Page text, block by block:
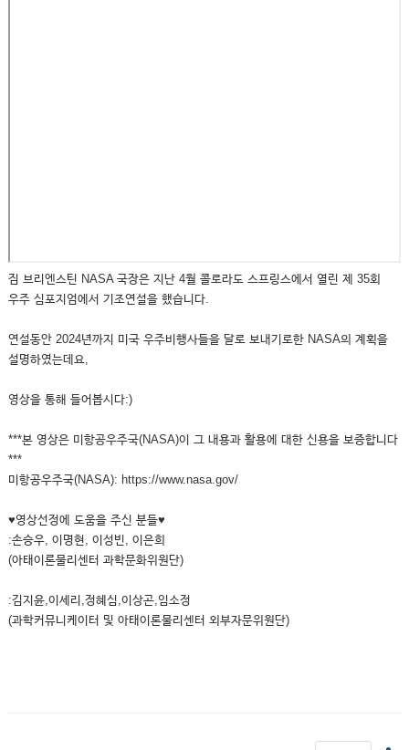
짐 브리엔스틴 NASA 국장은 지난 4월 콜로라도 스프링스에서 열린 제 35회
우주 심포지엄에서 기조연설을 했습니다.
연설동안 2024년까지 미국 우주비행사들을 달로 보내기로한 NASA의 계획을
설명하였는데요,
영상을 통해 들어봅시다:)
***본 영상은 미항공우주국(NASA)이 그 내용과 활용에 대한 신용을 보증합니다
***
미항공우주국(NASA): https://www.nasa.gov/
♥영상선정에 도움을 주신 분들♥
:손승우, 이명현, 이성빈, 이은희
(아태이론물리센터 과학문화위원단)
:김지윤,이세리,정혜심,이상곤,임소정
(과학커뮤니케이터 및 아태이론물리센터 외부자문위원단)